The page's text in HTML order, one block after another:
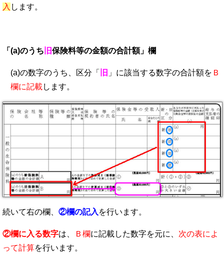
入 します。
「(a)のうち 旧保険料等の金額の合計額」欄
(a)の数字のうち、区分「 旧 」に該当する数字の合計額を Ｂ
欄に記載します。
続いて右の欄、 ②欄の記入 を行います。
②欄に入る数字は、 Ｂ欄に記載した数字を元に、 次の表によ
って計算を行います。